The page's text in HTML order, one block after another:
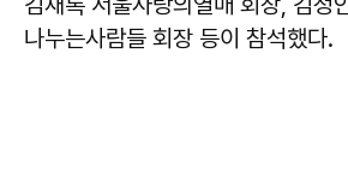
나누는사람들 회장 등이 참석했다.